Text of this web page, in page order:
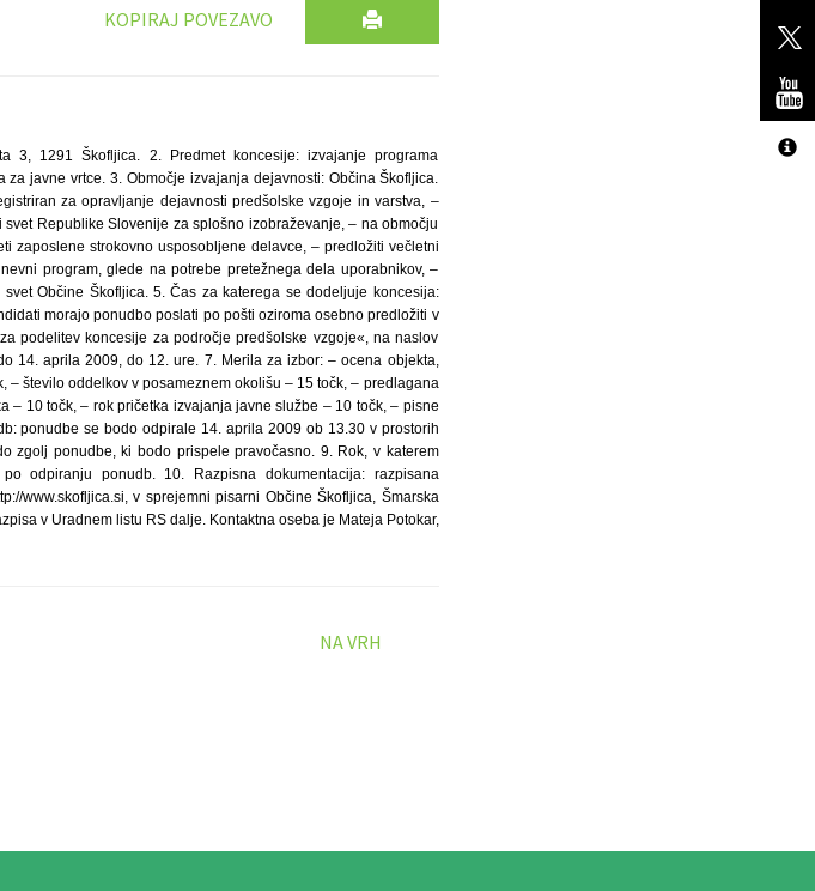
KOPIRAJ POVEZAVO
3, 1291 Škofljica. 2. Predmet koncesije: izvajanje programa
javne vrtce. 3. Območje izvajanja dejavnosti: Občina Škofljica.
za opravljanje dejavnosti predšolske vzgoje in varstva, –
Republike Slovenije za splošno izobraževanje, – na območju
zaposlene strokovno usposobljene delavce, – predložiti večletni
program, glede na potrebe pretežnega dela uporabnikov, –
Občine Škofljica. 5. Čas za katerega se dodeljuje koncesija:
morajo ponudbo poslati po pošti oziroma osebno predložiti v
podelitev koncesije za področje predšolske vzgoje«, na naslov
14. aprila 2009, do 12. ure. 7. Merila za izbor: – ocena objekta,
število oddelkov v posameznem okolišu – 15 točk, – predlagana
– 10 točk, – rok pričetka izvajanja javne službe – 10 točk, – pisne
ponudbe se bodo odpirale 14. aprila 2009 ob 13.30 v prostorih
zgolj ponudbe, ki bodo prispele pravočasno. 9. Rok, v katerem
odpiranju ponudb. 10. Razpisna dokumentacija: razpisana
www.skofljica.si, v sprejemni pisarni Občine Škofljica, Šmarska
v Uradnem listu RS dalje. Kontaktna oseba je Mateja Potokar,
NA VRH